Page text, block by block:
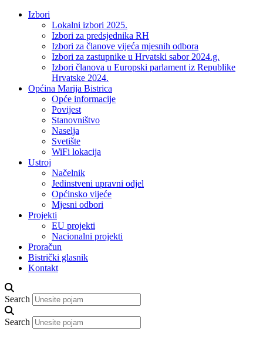
Izbori
Lokalni izbori 2025.
Izbori za predsjednika RH
Izbori za članove vijeća mjesnih odbora
Izbori za zastupnike u Hrvatski sabor 2024.g.
Izbori članova u Europski parlament iz Republike
Hrvatske 2024.
Općina Marija Bistrica
Opće informacije
Povijest
Stanovništvo
Naselja
Svetište
WiFi lokacija
Ustroj
Načelnik
Jedinstveni upravni odjel
Općinsko vijeće
Mjesni odbori
Projekti
EU projekti
Nacionalni projekti
Proračun
Bistrički glasnik
Kontakt
Search
Search